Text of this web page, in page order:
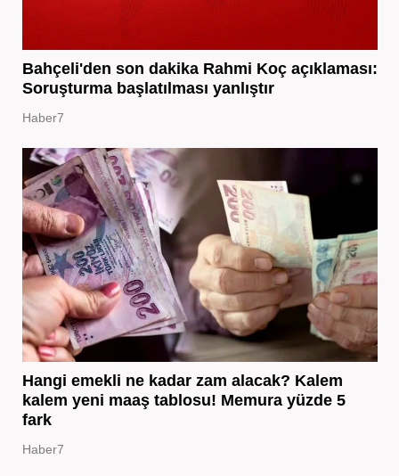
Bahçeli'den son dakika Rahmi Koç açıklaması:
Soruşturma başlatılması yanlıştır
Haber7
Hangi emekli ne kadar zam alacak? Kalem
kalem yeni maaş tablosu! Memura yüzde 5
fark
Haber7